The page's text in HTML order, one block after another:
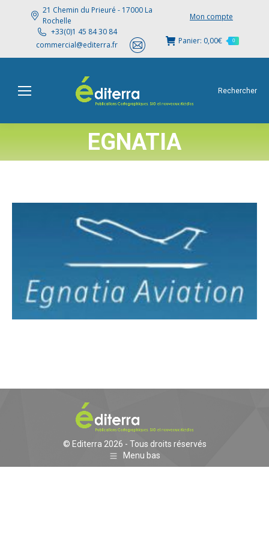
21 Chemin du Prieuré - 17000 La
Rochelle
+33(0)1 45 84 30 84
commercial@editerra.fr
Mon compte
Panier: 0,00€ 0
Rechercher
EGNATIA
© Editerra 2026 - Tous droits réservés
Menu bas